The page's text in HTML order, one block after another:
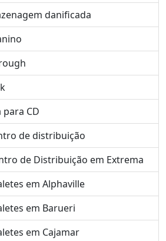
danificada
CD
de distribuição
de Distribuição em Extrema
em Alphaville
em Barueri
em Cajamar